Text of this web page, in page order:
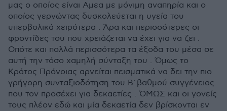
μας ο οποίος είναι Αμεα με μόνιμη αναπηρία και ο
οποίος γερνώντας δυσκολεύεται η υγεία του
υπερβολικά χειρότερα . Άρα και περισσότερες οι
φροντίδες του που χρειάζεται να έχει για να ζει .
Οπότε και πολλά περισσότερα τα έξοδα του μέσα σε
αυτή την τόσο χαμηλή σύνταξη του . Όμως το
Κράτος Πρόνοιας αρνείται πεισματικά να δει την πιο
γρήγορη συνταξιοδότηση του Β΄βαθμού συγγένειας
που τον προσέχει για δεκαετίες . ΌΜΩΣ και οι γονείς
τους πλέον εδώ και μία δεκαετία δεν βρίσκονται εν